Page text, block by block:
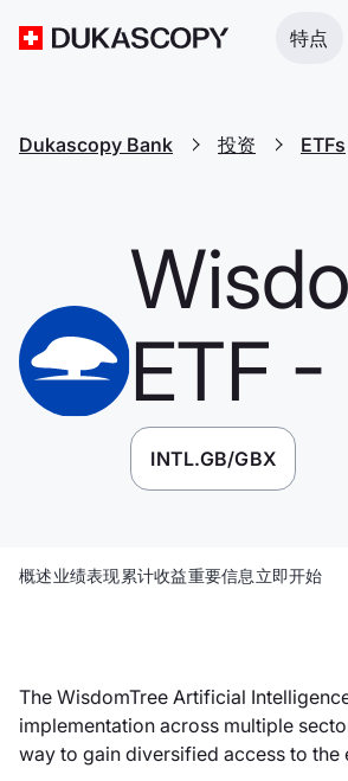
特点
Dukascopy Bank 投资 ETFs
ETF
INTL.GB/GBX
概述业绩表现累计收益重要信息 立即开始
The WisdomTree Artificial
implementation across multiple
way to gain diversified access to